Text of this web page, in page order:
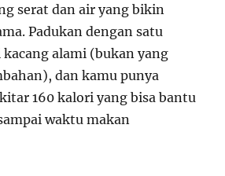
serat dan air yang bikin
Padukan dengan satu
alami (bukan yang
dan kamu punya
160 kalori yang bisa bantu
waktu makan